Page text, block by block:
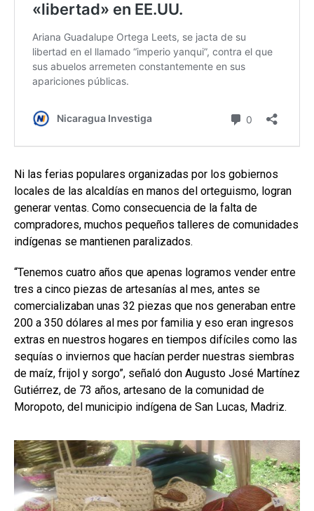
Ni las ferias populares organizadas por los gobiernos
locales de las alcaldías en manos del orteguismo, logran
generar ventas. Como consecuencia de la falta de
compradores, muchos pequeños talleres de comunidades
indígenas se mantienen paralizados.
“Tenemos cuatro años que apenas logramos vender entre
tres a cinco piezas de artesanías al mes, antes se
comercializaban unas 32 piezas que nos generaban entre
200 a 350 dólares al mes por familia y eso eran ingresos
extras en nuestros hogares en tiempos difíciles como las
sequías o inviernos que hacían perder nuestras siembras
de maíz, frijol y sorgo”, señaló don Augusto José Martínez
Gutiérrez, de 73 años, artesano de la comunidad de
Moropoto, del municipio indígena de San Lucas, Madriz.